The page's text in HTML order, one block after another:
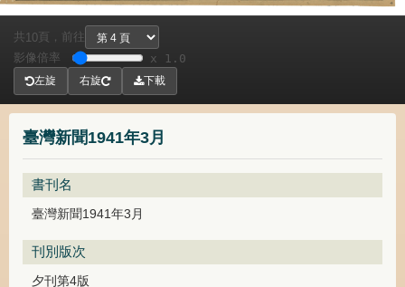
臺灣新聞1941年3月
書刊名
臺灣新聞1941年3月
刊別版次
夕刊第4版
共 10頁， 前往
影像倍率
x 1.0
左旋 右旋 下載